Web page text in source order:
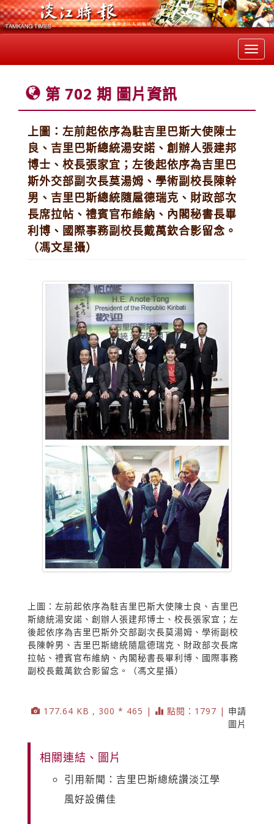
第 702 期 圖片資訊
上圖：左前起依序為駐吉里巴斯大使陳士
良、吉里巴斯總統湯安諾、創辦人張建邦
博士、校長張家宜；左後起依序為吉里巴
斯外交部副次長莫湯姆、學術副校長陳幹
男、吉里巴斯總統隨扈德瑞克、財政部次
長席拉帖、禮賓官布維納、內閣秘書長畢
利博、國際事務副校長戴萬欽合影留念。
（馮文星攝）
上圖：左前起依序為駐吉里巴斯大使陳士良、吉里巴
斯總統湯安諾、創辦人張建邦博士、校長張家宜；左
後起依序為吉里巴斯外交部副次長莫湯姆、學術副校
長陳幹男、吉里巴斯總統隨扈德瑞克、財政部次長席
拉帖、禮賓官布維納、內閣秘書長畢利博、國際事務
副校長戴萬欽合影留念。（馮文星攝）
177.64 KB , 300 * 465 | 點閱：1797 | 申請
圖片
相關連結、圖片
引用新聞：吉里巴斯總統讚淡江學
風好設備佳